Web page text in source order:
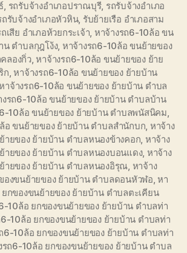
, รถรับจ้างอำเภอปราณบุรี, รถรับจ้างอำเภอ
ถรับจ้างอำเภอหัวหิน, รับย้ายเรือ อำเภอสาม
เสีย อำเภอห้วยกระเจ้า, หาจ้างรถ6-10ล้อ ขน
น ตำบลกุฎโง้ง, หาจ้างรถ6-10ล้อ ขนย้ายของ
ลองกิ่ว,หาจ้างรถ6-10ล้อ ขนย้ายของ ย้าย
ก,หาจ้างรถ6-10ล้อ ขนย้ายของ ย้ายบ้าน
าจ้างรถ6-10ล้อ ขนย้ายของ ย้ายบ้าน ตำบล
งรถ6-10ล้อ ขนย้ายของ ย้ายบ้าน ตำบลบ้าน
10ล้อ ขนย้ายของ ย้ายบ้าน ตำบลพนัสนิคม,
อ ขนย้ายของ ย้ายบ้าน ตำบลสำนักบก, หาจ้าง
ายของ ย้ายบ้าน ตำบลหนองข้างคอก, หาจ้าง
ายของ ย้ายบ้าน ตำบลหนองบอนแดง, หาจ้าง
ายของ ย้ายบ้าน ตำบลหนองอิรุณ, หาจ้าง
องขนย้ายของ ย้ายบ้าน ตำบลดอนหัวฬอ,หา
กของขนย้ายของ ย้ายบ้าน ตำบลตะเคียน
10ล้อ ยกของขนย้ายของ ย้ายบ้าน ตำบลท่า
6-10ล้อ ยกของขนย้ายของ ย้ายบ้าน ตำบลท่า
6-10ล้อ ยกของขนย้ายของ ย้ายบ้าน ตำบลท่า
รถ6-10ล้อ ยกของขนย้ายของ ย้ายบ้าน ตำบล